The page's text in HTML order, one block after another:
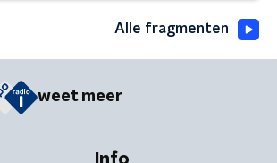
Alle fragmenten
weet meer
Info